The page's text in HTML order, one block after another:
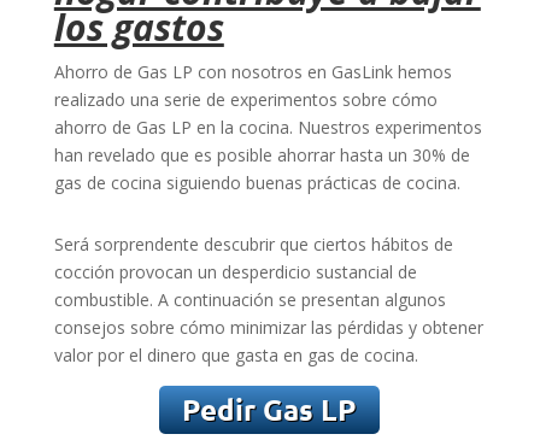
los gastos
Ahorro de Gas LP con nosotros en GasLink hemos
realizado una serie de experimentos sobre cómo
ahorro de Gas LP en la cocina. Nuestros experimentos
han revelado que es posible ahorrar hasta un 30% de
gas de cocina siguiendo buenas prácticas de cocina.
Será sorprendente descubrir que ciertos hábitos de
cocción provocan un desperdicio sustancial de
combustible. A continuación se presentan algunos
consejos sobre cómo minimizar las pérdidas y obtener
valor por el dinero que gasta en gas de cocina.